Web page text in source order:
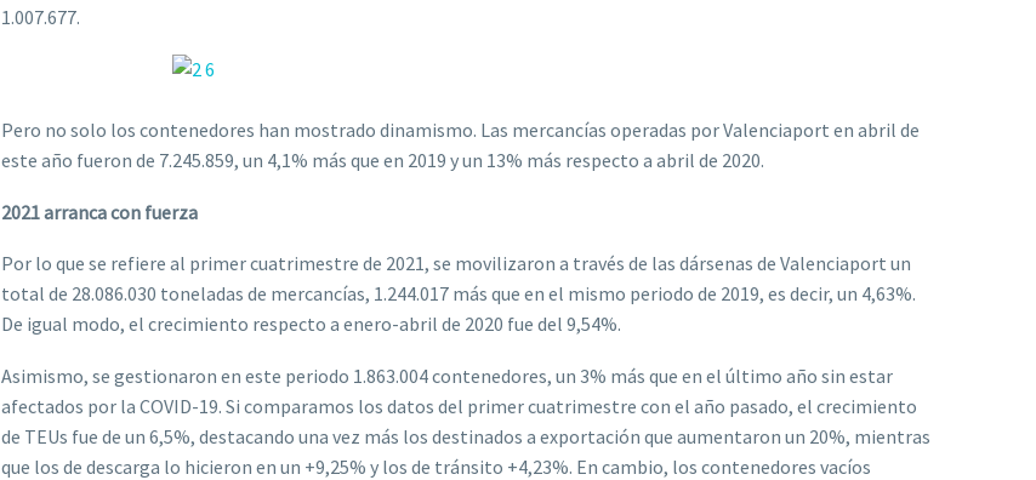
1.007.677.
Pero no solo los contenedores han mostrado dinamismo. Las mercancías operadas por Valenciaport en abril de
este año fueron de 7.245.859, un 4,1% más que en 2019 y un 13% más respecto a abril de 2020.
2021 arranca con fuerza
Por lo que se refiere al primer cuatrimestre de 2021, se movilizaron a través de las dársenas de Valenciaport un
total de 28.086.030 toneladas de mercancías, 1.244.017 más que en el mismo periodo de 2019, es decir, un 4,63%.
De igual modo, el crecimiento respecto a enero-abril de 2020 fue del 9,54%.
Asimismo, se gestionaron en este periodo 1.863.004 contenedores, un 3% más que en el último año sin estar
afectados por la COVID-19. Si comparamos los datos del primer cuatrimestre con el año pasado, el crecimiento
de TEUs fue de un 6,5%, destacando una vez más los destinados a exportación que aumentaron un 20%, mientras
que los de descarga lo hicieron en un +9,25% y los de tránsito +4,23%. En cambio, los contenedores vacíos